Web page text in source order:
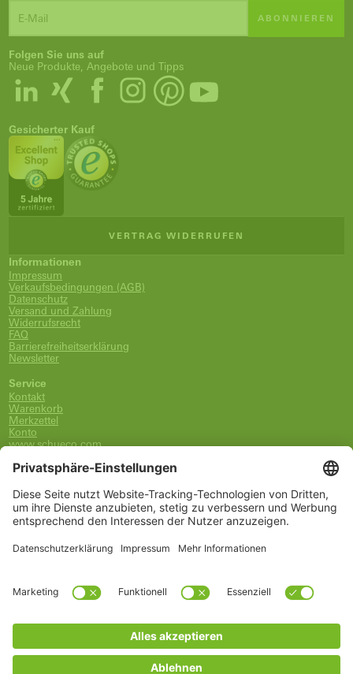
ABONNIEREN
Folgen Sie uns auf
Neue Produkte, Angebote und Tipps
Gesicherter Kauf
VERTRAG WIDERRUFEN
Informationen
Impressum
Verkaufsbedingungen (AGB)
Datenschutz
Versand und Zahlung
Widerrufsrecht
FAQ
Barrierefreiheitserklärung
Newsletter
Service
Kontakt
Warenkorb
Merkzettel
Konto
www.schueco.com
0800-400-4007
kostenlos aus dem dt. Festnetz
Unsere Marken
Alle Marken
Schüco International KG
Kategorien
Griffe
Wartung, Pflege und Lüftung
Einbruchschutz
FSB Griffe